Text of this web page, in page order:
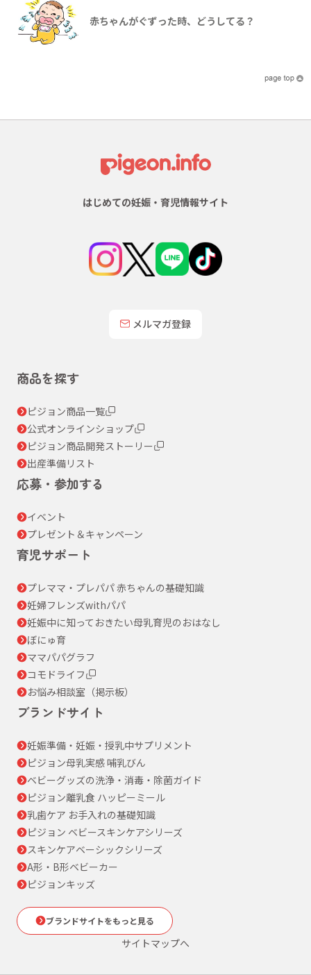
赤ちゃんがぐずった時、どうしてる？
はじめての妊娠・育児情報サイト
メルマガ登録
商品を探す
ピジョン商品一覧
公式オンラインショップ
ピジョン商品開発ストーリー
出産準備リスト
応募・参加する
イベント
プレゼント＆キャンペーン
育児サポート
プレママ・プレパパ 赤ちゃんの基礎知識
妊婦フレンズwithパパ
妊娠中に知っておきたい母乳育児のおはなし
ぼにゅ育
ママパパグラフ
コモドライフ
お悩み相談室（掲示板）
ブランドサイト
妊娠準備・妊娠・授乳中サプリメント
ピジョン母乳実感 哺乳びん
ベビーグッズの洗浄・消毒・除菌ガイド
ピジョン離乳食 ハッピーミール
乳歯ケア お手入れの基礎知識
ピジョン ベビースキンケアシリーズ
スキンケアベーシックシリーズ
A形・B形ベビーカー
ピジョンキッズ
ブランドサイトをもっと見る
サイトマップへ